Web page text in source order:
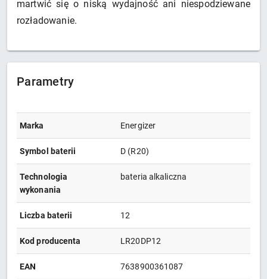
martwić się o niską wydajność ani niespodziewane
rozładowanie.
Parametry
Marka Energizer
Symbol baterii D (R20)
Technologia
wykonania
bateria alkaliczna
Liczba baterii 12
Kod producenta LR20DP12
EAN 7638900361087